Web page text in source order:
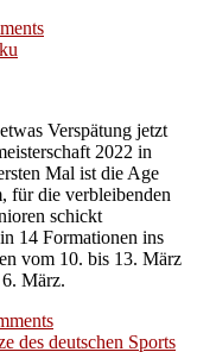
Verspätung jetzt
2022 in
Mal ist die Age
für die verbleibenden
schickt
14 Formationen ins
vom 10. bis 13. März
März.